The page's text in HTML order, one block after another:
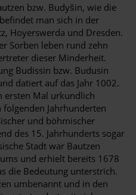
bzw. Budyšin, wie die
man sich in der
Hoyerswerda und Dresden.
Sorben leben rund zehn
dieser Minderheit.
Budissin bzw. Budusin
datiert auf das Jahr 1002.
ersten Mal urkundlich
Jahrhunderten
und böhmischer
des 15. Jahrhunderts sogar
Stadt war Bautzen
und erhielt bereits 1678
die Bedeutung unterstrich.
umbenannt und in den